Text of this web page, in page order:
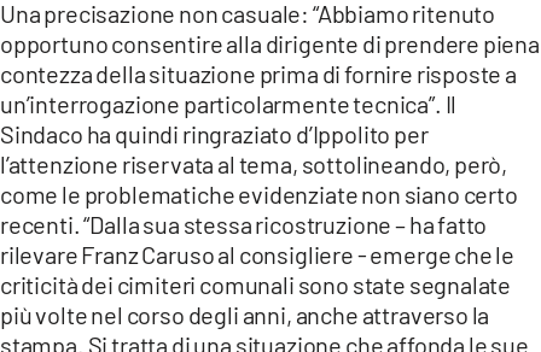
Una precisazione non casuale: “Abbiamo ritenuto
opportuno consentire alla dirigente di prendere piena
contezza della situazione prima di fornire risposte a
un’interrogazione particolarmente tecnica”. Il
Sindaco ha quindi ringraziato d’Ippolito per
l’attenzione riservata al tema, sottolineando, però,
come le problematiche evidenziate non siano certo
recenti. “Dalla sua stessa ricostruzione – ha fatto
rilevare Franz Caruso al consigliere - emerge che le
criticità dei cimiteri comunali sono state segnalate
più volte nel corso degli anni, anche attraverso la
stampa. Si tratta di una situazione che affonda le sue